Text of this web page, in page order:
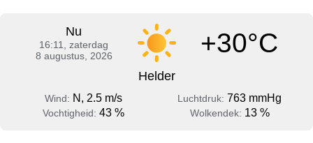
Nu
16:11, zaterdag
8 augustus, 2026
+30°C
Helder
Wind: N, 2.5 m/s Luchtdruk: 763 mmHg
Vochtigheid: 43 % Wolkendek: 13 %